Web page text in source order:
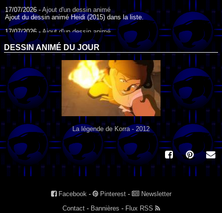
17/07/2026 -Ajout d'un dessin animé
Ajout du dessin animé Heidi (2015) dans la liste.
17/07/2026 - Ajout d'un dessin animé
Ajout du dessin animé Heidi (1995) dans la liste.
09/07/2026 -Ajout d'un dessin animé
Ajout du dessin animé Genki l'Aventurier de la Chance (2006) dans la
liste.
04/07/2026 - Ajout d'un dessin animé
Ajout du dessin animé Vilain Petit Canard (2000) dans la liste.
04/07/2026 -Ajout d'un dessin animé
Ajout du dessin animé Le Noël du vilain petit canard (2003) dans la liste.
DESSIN ANIMÉ DU JOUR
La légende de Korra - 2012
Facebook- Pinterest-
Newsletter
Contact- Bannières - Flux RSS